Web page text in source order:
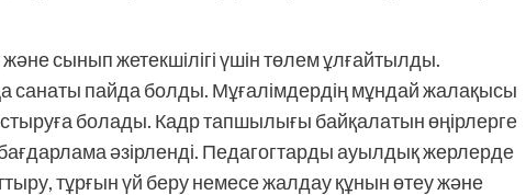
сынып жетекшілігі үшін төлем ұлғайтылды.
санаты пайда болды. Мұғалімдердің мұндай жалақысы
болады. Кадр тапшылығы байқалатын өңірлерге
әзірленді. Педагогтарды ауылдық жерлерде
тұрғын үй беру немесе жалдау құнын өтеу және